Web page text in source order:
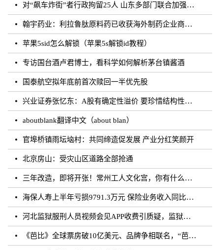
对“飙车炸街”者行政拘留25人 山东多部门联合加强噪声污染防治工作
翰宇药业：利拉鲁肽原料药已收获海外制药企业商业批订单
苹果5sid怎么解锁（苹果5s解锁id教程）
专访国台酒卢君博士，看科学如何解析茅台镇酱酒
国泰航空拟年底前首次赎回一半优先股
兴业证券张忆东：A股有确定性溢价 要珍惜结构性行情
aboutblank翻译中文（about blan）
官埠桥镇雨坛垴村：共同缔造促发展 产业分红笑颜开
北京房山：受灾山区道路全部抢通
三年改造，即将开张！常州工人文化宫，你有什么话说？
海保人寿上半年亏损9791.3万元 保险业务收入同比增长约50.73%
河北监狱服刑人员视频会见APP收费引质疑，监狱：开发公司收取
《芭比》全球票房破10亿美元、品牌争相联名，“芭比”IP第二春来临？